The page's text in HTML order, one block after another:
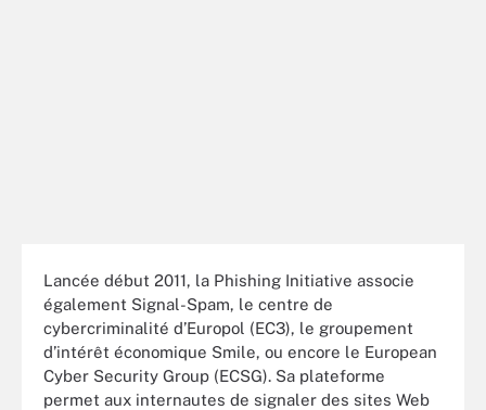
Lancée début 2011, la Phishing Initiative associe
également Signal-Spam, le centre de
cybercriminalité d’Europol (EC3), le groupement
d’intérêt économique Smile, ou encore le European
Cyber Security Group (ECSG). Sa plateforme
permet aux internautes de signaler des sites Web